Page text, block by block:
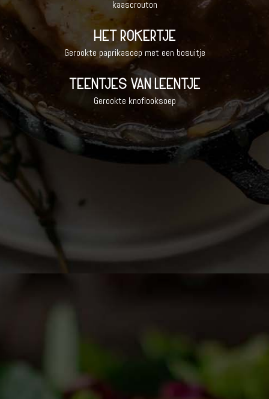
kaascrouton
HET ROKERTJE
Gerookte paprikasoep met een bosuitje
TEENTJES VAN LEENTJE
Gerookte knoflooksoep